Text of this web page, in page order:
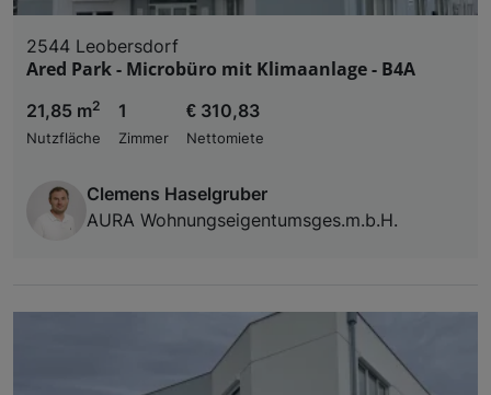
2544 Leobersdorf
Ared Park - Microbüro mit Klimaanlage - B4A
21,85 m2
Nutzfläche
1
Zimmer
€ 310,83
Nettomiete
Clemens Haselgruber
AURA Wohnungseigentumsges.m.b.H.